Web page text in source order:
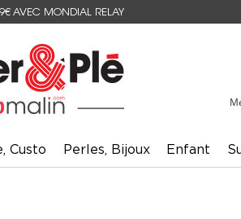
AVEC MONDIAL RELAY
Custo Perles, Bijoux Enfant